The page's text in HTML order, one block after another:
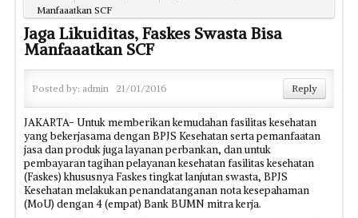
Manfaaatkan SCF
Jaga Likuiditas, Faskes Swasta Bisa
Manfaaatkan SCF
Posted by: admin 21/01/2016 Reply
JAKARTA- Untuk memberikan kemudahan fasilitas kesehatan
yang bekerjasama dengan BPJS Kesehatan serta pemanfaatan
jasa dan produk juga layanan perbankan, dan untuk
pembayaran tagihan pelayanan kesehatan fasilitas kesehatan
(Faskes) khususnya Faskes tingkat lanjutan swasta, BPJS
Kesehatan melakukan penandatanganan nota kesepahaman
(MoU) dengan 4 (empat) Bank BUMN mitra kerja.